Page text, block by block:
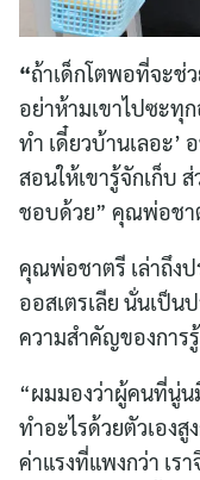
“ถ้าเด็กโตพอที่จะช่
อย่าห้ามเขาไปซะทุก
ทำ เดี๋ยวบ้านเลอะ’
สอนให้เขารู้จักเก็บ
ชอบด้วย” คุณพ่อชา
คุณพ่อชาตรี เล่าถึงป
ออสเตรเลีย นั่นเป็
ความสำคัญของการ
“ผมมองว่าผู้คนที่นู่น
ทำอะไรด้วยตัวเอง
ค่าแรงที่แพงกว่า เร